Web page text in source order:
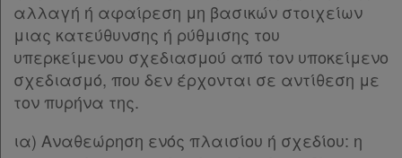
Παρ.4
Παρ.5
Παρ.6
Παρ.7
Παρ.8
Παρ.10
αλλαγή ή αφαίρεση μη βασικών στοιχείων
μιας κατεύθυνσης ή ρύθμισης του
υπερκείμενου σχεδιασμού από τον υποκείμενο
σχεδιασμό, που δεν έρχονται σε αντίθεση με
τον πυρήνα της.
ια) Αναθεώρηση ενός πλαισίου ή σχεδίου: η